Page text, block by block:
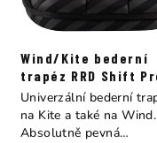
Wind/Kite bederní
trapéz RRD Shift
Y27
Univerzální bederní
na Kite a také na Wind.
Absolutně pevná